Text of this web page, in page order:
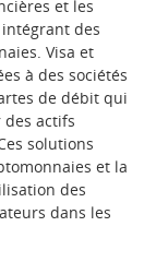
et les
des
Visa et
à des sociétés
de débit qui
actifs
solutions
et la
des
dans les